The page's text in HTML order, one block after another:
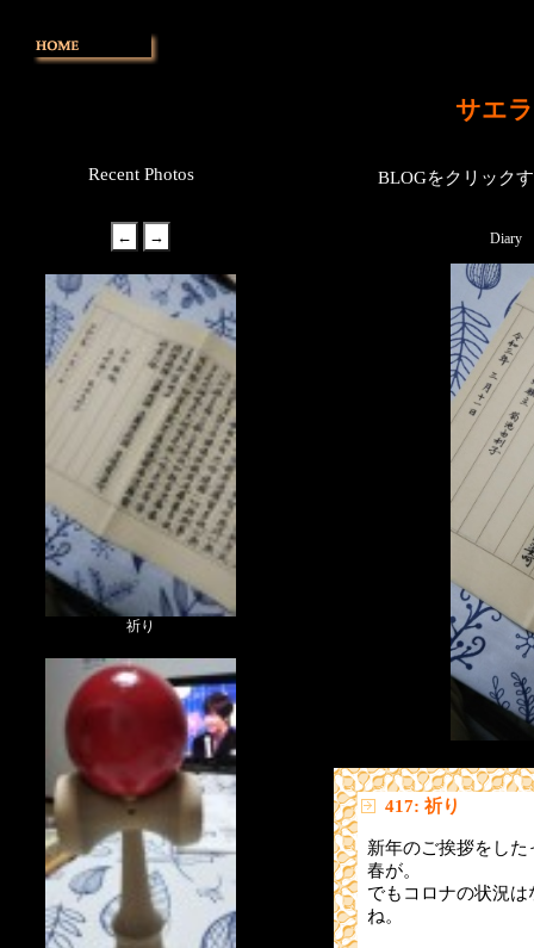
サエ
Recent Photos
祈り
BLOGをクリック
Diary
417: 祈り
新年のご挨拶をし
春が。
でもコロナの状況
ね。